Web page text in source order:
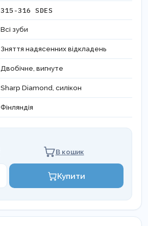
315-316 SDES
Всі зуби
Зняття надясенних відкладень
Двобічне, вигнуте
Sharp Diamond, силікон
Фінляндія
В кошик
Купити